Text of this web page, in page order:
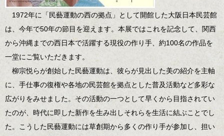
1972年に「民藝運動の西の拠点」として開館した大阪日本民芸館
は、今年で50年の節目を迎えます。本展ではこれを記念して、関西
から沖縄までの西日本で活躍する現役の作り手、約100名の作品を
一堂にご覧いただきます。
柳宗悦らが創始した民藝運動は、彼らが見出した美の紹介を主軸
に、手仕事の復権や各地の民芸館を拠点とした普及活動など多彩な
広がりをみせました。その活動の一つとして早くから目指されてい
たのが、時代に即した新作を生み出しそれらを生活に結ぶことでし
た。こうした民藝運動には草創期から多くの作り手が参加し、担い